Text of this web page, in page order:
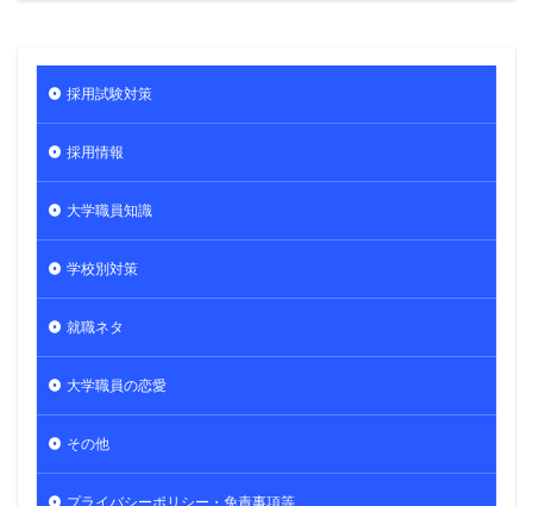
採用試験対策
採用情報
大学職員知識
学校別対策
就職ネタ
大学職員の恋愛
その他
プライバシーポリシー・免責事項等